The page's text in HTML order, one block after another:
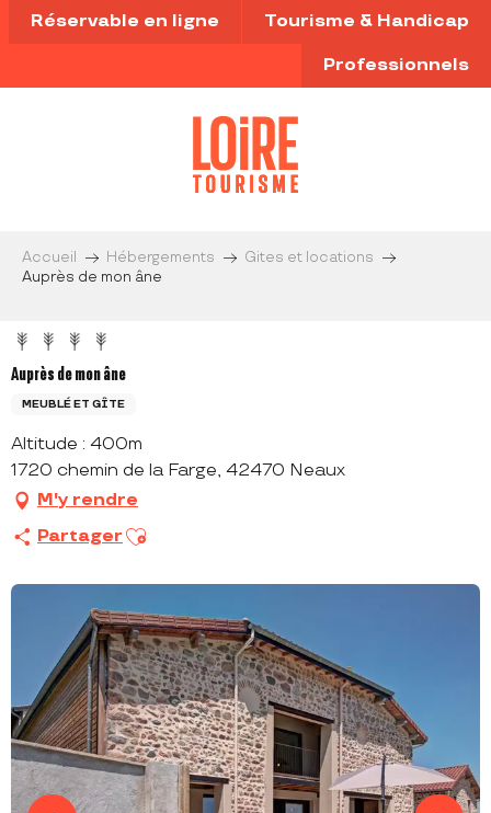
Aller
au
principal
Réservable en ligne Tourisme & Handicap
Professionnels
Accueil Hébergements
Gites et locations
Auprès de mon âne
Auprès de mon âne
MEUBLÉ ET GÎTE
Altitude : 400m
1720 chemin de la Farge, 42470 Neaux
M'y rendre
Partager Ajouter aux favoris